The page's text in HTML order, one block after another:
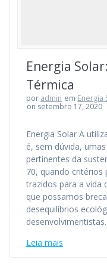
Energia
Térmica
por admin em Energia
on setembro 17, 2020
Energia Solar A
é, sem dúvida,
pertinentes da
70, quando critérios
trazidos para a vida
que possamos
desequilíbrios
Leia mais